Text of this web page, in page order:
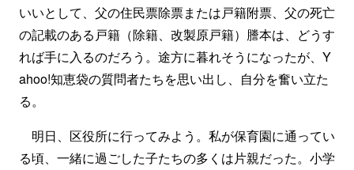
いいとして、父の住民票除票または戸籍附票、父の死亡
の記載のある戸籍（除籍、改製原戸籍）謄本は、どうす
れば手に入るのだろう。途方に暮れそうになったが、Y
ahoo!知恵袋の質問者たちを思い出し、自分を奮い立た
る。
明日、区役所に行ってみよう。私が保育園に通ってい
る頃、一緒に過ごした子たちの多くは片親だった。小学